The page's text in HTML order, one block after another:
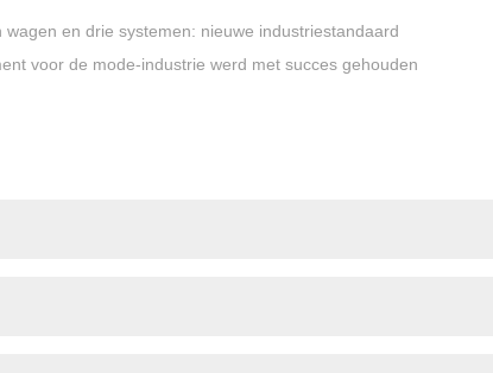
en drie systemen: nieuwe industriestandaard
voor de mode-industrie werd met succes gehouden